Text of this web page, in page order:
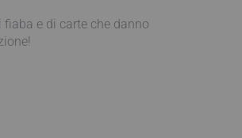
e di carte che danno